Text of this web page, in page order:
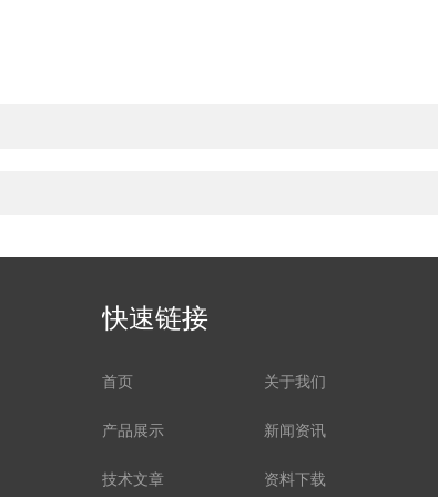
快速链接
首页 关于我们
产品展示 新闻资讯
技术文章 资料下载